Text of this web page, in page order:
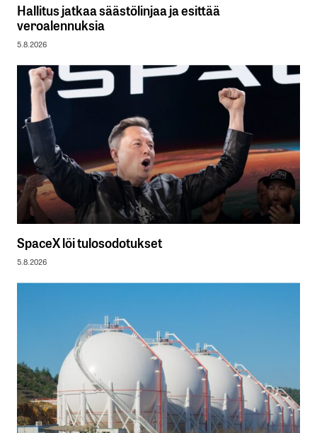
Hallitus jatkaa säästölinjaa ja esittää
veroalennuksia
5.8.2026
SpaceX löi tulosodotukset
5.8.2026